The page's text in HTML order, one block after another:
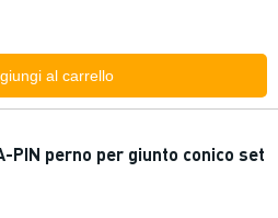
al carrello
PIN perno per giunto conico set